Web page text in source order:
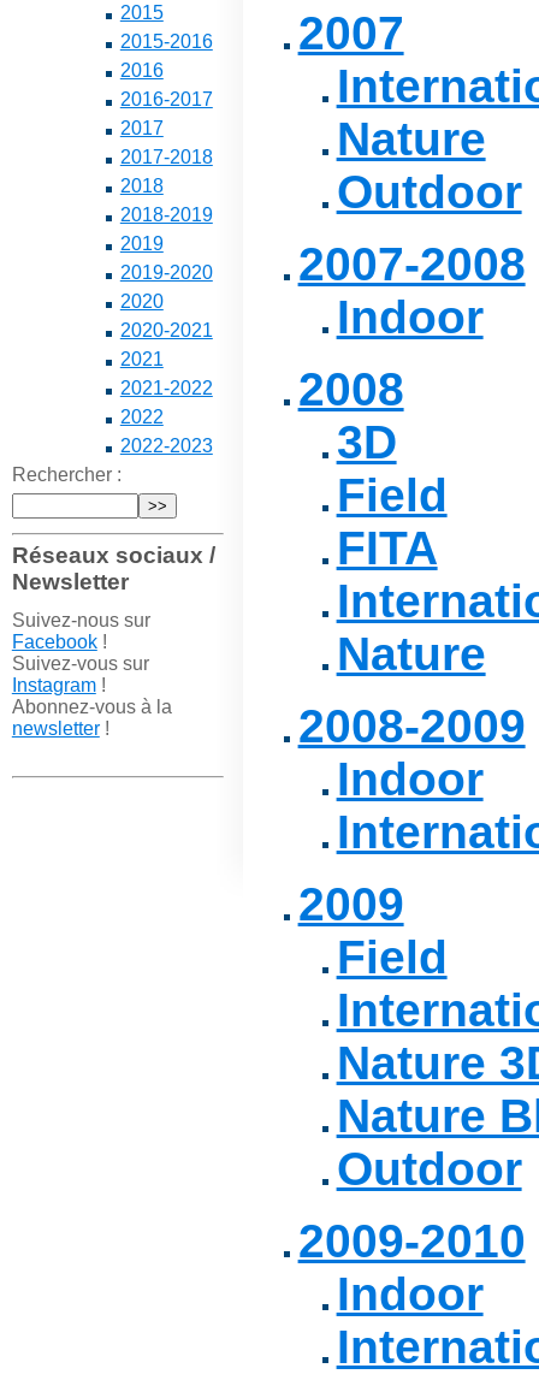
2015
2015-2016
2016
2016-2017
2017
2017-2018
2018
2018-2019
2019
2019-2020
2020
2020-2021
2021
2021-2022
2022
2022-2023
Rechercher :
Réseaux sociaux /
Newsletter
Suivez-nous sur
Facebook!
Suivez-vous sur
Instagram!
Abonnez-vous à la
newsletter!
2007
Nature
Outdoor
2007-2008
Indoor
2008
3D
Field
FITA
Nature
2008-2009
Indoor
2009
Field
Nature
Nature
Outdoor
2009-2010
Indoor